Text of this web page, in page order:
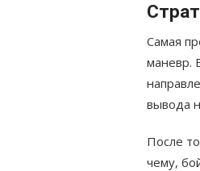
Самая
маневр.
вывода
После
чему,